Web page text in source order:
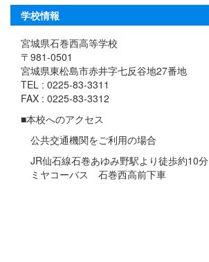
学校情報
宮城県石巻西高等学校
〒981-0501
宮城県東松島市赤井字七反谷地27番地
TEL : 0225-83-3311
FAX : 0225-83-3312
■本校へのアクセス
公共交通機関をご利用の場合
JR仙石線石巻あゆみ野駅より徒歩約10分
ミヤコーバス 石巻西高前下車